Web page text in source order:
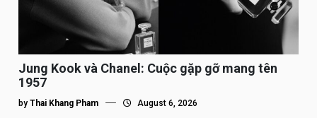
Jung Kook và Chanel: Cuộc gặp gỡ mang tên
1957
by Thai Khang Pham August 6, 2026